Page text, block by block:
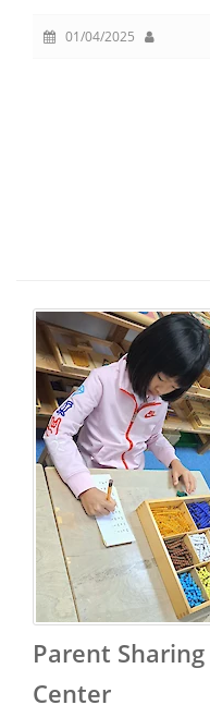
01/04/2025
Parent
Center